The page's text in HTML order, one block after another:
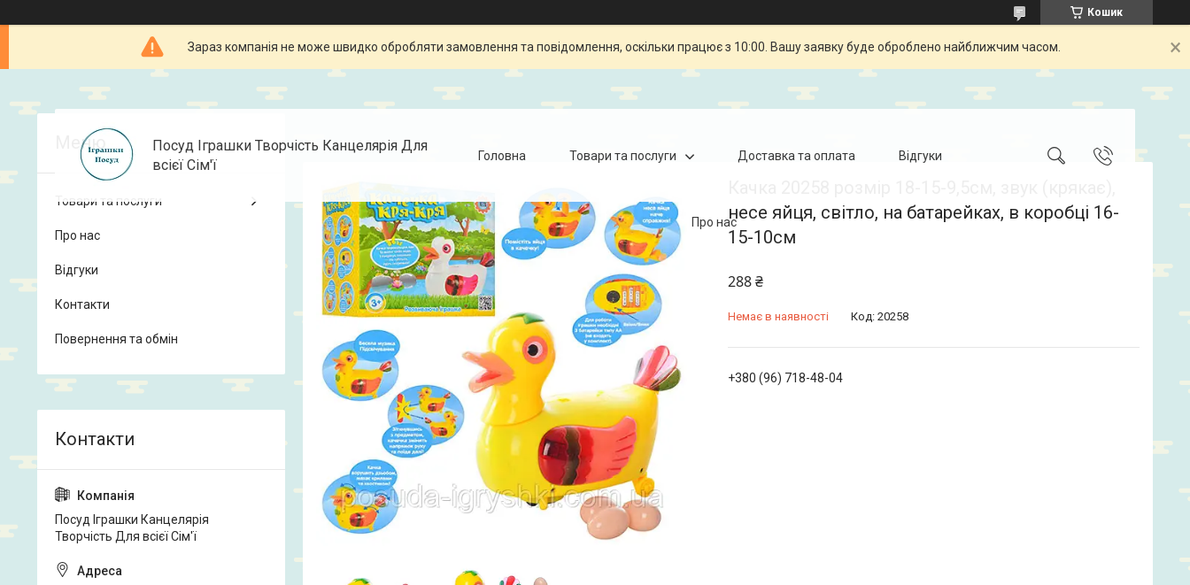
Кошик
Зараз компанія не може швидко обробляти замовлення та повідомлення, оскільки працює з 10:00. Вашу заявку буде оброблено найближчим часом.
Посуд Іграшки Творчість Канцелярія Для
всієї Сім'ї
Головна Товари та послуги Доставка та оплата Відгуки
Про наснесе яйця, світло, на батарейках, в коробці 16-
15-10см
288 ₴
Немає в наявності Код: 20258
+380 (96) 718-48-04
Товари та послуги
Про нас
Відгуки
Контакти
Повернення та обмін
Посуд Іграшки Канцелярія
Творчість Для всієї Сім'ї